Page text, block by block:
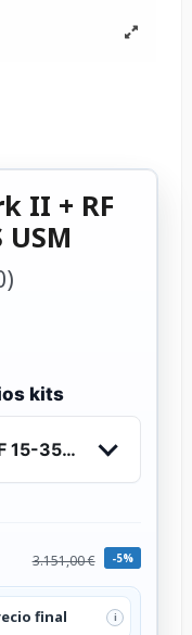
II + RF
kits
15-35mm f/2.8 L IS
3.151,00 € -5%
final i